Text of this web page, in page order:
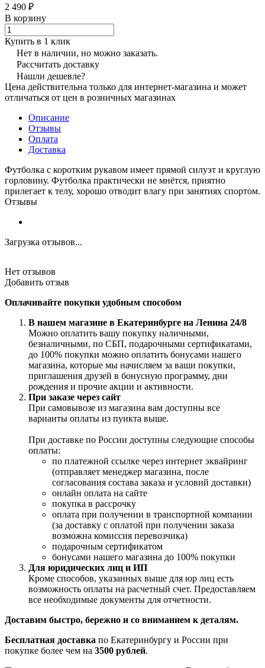
2 490 ₽
В корзину
Купить в 1 клик
Нет в наличии, но можно заказать.
Рассчитать доставку
Нашли дешевле?
Цена действительна только для интернет-магазина и может
отличаться от цен в розничных магазинах
Описание
Отзывы
Оплата
Доставка
Футболка с коротким рукавом имеет прямой силуэт и круглую
горловину. Футболка практически не мнётся, приятно
прилегает к телу, хорошо отводит влагу при занятиях спортом.
Отзывы
Загрузка отзывов...
Нет отзывов
Добавить отзыв
Оплачивайте покупки удобным способом
В нашем магазине в Екатеринбурге на Ленина 24/8
Можно оплатить вашу покупку наличными,
безналичными, по СБП, подарочными сертификатами,
до 100% покупки можно оплатить бонусами нашего
магазина, которые мы начисляем за ваши покупки,
приглашения друзей в бонусную программу, дни
рождения и прочие акции и активности.
При заказе через сайт
При самовывозе из магазина вам доступны все
варианты оплаты из пункта выше.
При доставке по России доступны следующие способы
оплаты:
по платежной ссылке через интернет эквайринг
(отправляет менеджер магазина, после
согласования состава заказа и условий доставки)
онлайн оплата на сайте
покупка в рассрочку
оплата при получении в транспортной компании
(за доставку с оплатой при получении заказа
возможна комиссия перевозчика)
подарочным сертификатом
бонусами нашего магазина до 100% покупки
Для юридических лиц и ИП
Кроме способов, указанных выше для юр лиц есть
возможность оплаты на расчетный счет. Предоставляем
все необходимые документы для отчетности.
Доставим быстро, бережно и со вниманием к деталям.
Бесплатная доставка по Екатеринбургу и России при
покупке более чем на 3500 рублей.